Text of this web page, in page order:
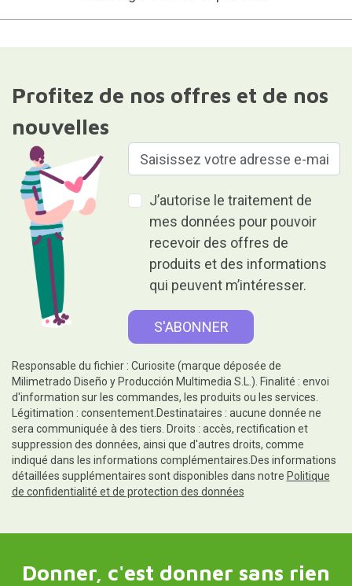
Profitez de nos offres et de nos
nouvelles
J’autorise le traitement de
mes données pour pouvoir
recevoir des offres de
produits et des informations
qui peuvent m’intéresser.
Responsable du fichier : Curiosite (marque déposée de
Milimetrado Diseño y Producción Multimedia S.L.). Finalité : envoi
d'information sur les commandes, les produits ou les services.
Légitimation : consentement.Destinataires : aucune donnée ne
sera communiquée à des tiers. Droits : accès, rectification et
suppression des données, ainsi que d'autres droits, comme
indiqué dans les informations complémentaires.Des informations
détaillées supplémentaires sont disponibles dans notre Politique
de confidentialité et de protection des données
Donner, c'est donner sans rien